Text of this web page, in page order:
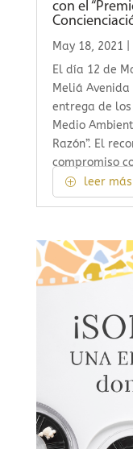
con el
May 18, 2021
El día 12 de
Meliá
entrega de
Medio
Razón”. El
compromiso
leer más